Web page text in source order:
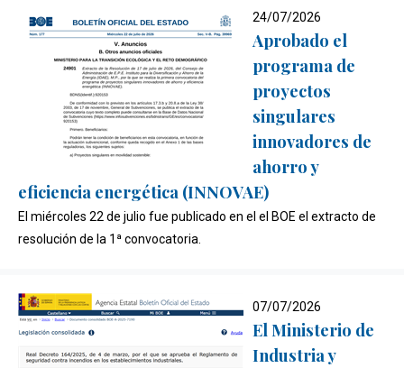
24/07/2026
Aprobado el
programa de
proyectos
singulares
innovadores de
ahorro y
eficiencia energética (INNOVAE)
El miércoles 22 de julio fue publicado en el el BOE el extracto de
resolución de la 1ª convocatoria.
07/07/2026
El Ministerio de
Industria y